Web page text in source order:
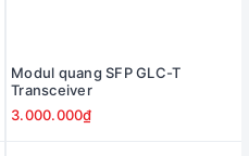
Modul quang SFP GLC-T
Transceiver
3.000.000₫